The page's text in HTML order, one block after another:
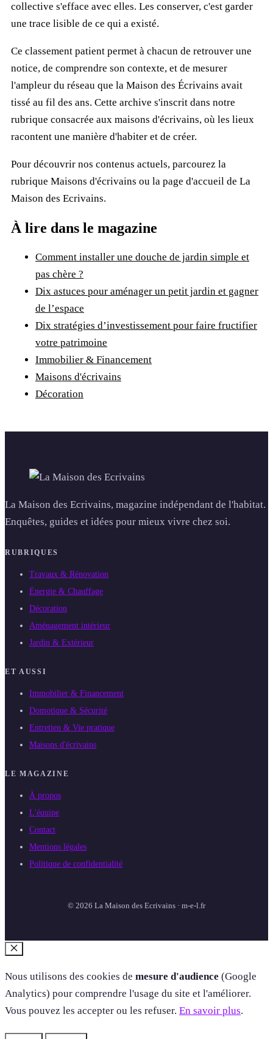
collective s'efface avec elles. Les conserver, c'est garder
une trace lisible de ce qui a existé.
Ce classement patient permet à chacun de retrouver une
notice, de comprendre son contexte, et de mesurer
l'ampleur du réseau que la Maison des Écrivains avait
tissé au fil des ans. Cette archive s'inscrit dans notre
rubrique consacrée aux maisons d'écrivains, où les lieux
racontent une manière d'habiter et de créer.
Pour découvrir nos contenus actuels, parcourez la
rubrique Maisons d'écrivains ou la page d'accueil de La
Maison des Ecrivains.
À lire dans le magazine
Comment installer une douche de jardin simple et
pas chère ?
Dix astuces pour aménager un petit jardin et gagner
de l’espace
Dix stratégies d’investissement pour faire fructifier
votre patrimoine
Immobilier & Financement
Maisons d'écrivains
Décoration
La Maison des Ecrivains, magazine indépendant de l'habitat.
Enquêtes, guides et idées pour mieux vivre chez soi.
RUBRIQUES
Travaux & Rénovation
Énergie & Chauffage
Décoration
Aménagement intérieur
Jardin & Extérieur
ET AUSSI
Immobilier & Financement
Domotique & Sécurité
Entretien & Vie pratique
Maisons d'écrivains
LE MAGAZINE
À propos
L'équipe
Contact
Mentions légales
Politique de confidentialité
© 2026 La Maison des Ecrivains · m-e-l.fr
Fermer
Nous utilisons des cookies de mesure d'audience (Google
Analytics) pour comprendre l'usage du site et l'améliorer.
Vous pouvez les accepter ou les refuser. En savoir plus.